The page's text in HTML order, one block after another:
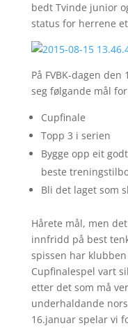
bedt Tvinde junior
status for herrene
På FVBK-dagen
seg følgande mål
Cupfinale
Topp 3 i serien
Bygge opp eit
beste
Bli det laget som
Hårete mål, men
innfridd på best
spissen har
Cupfinalespel vart
etter det som må
underhaldande
16.januar spelar vi